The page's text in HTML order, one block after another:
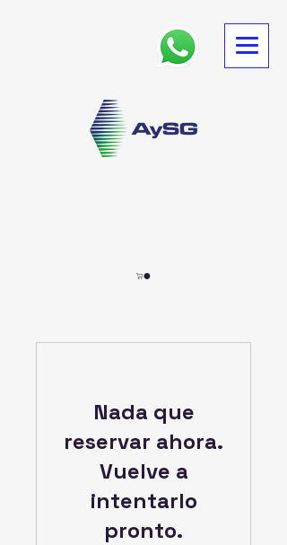
Nada que
reservar ahora.
Vuelve a
intentarlo
pronto.